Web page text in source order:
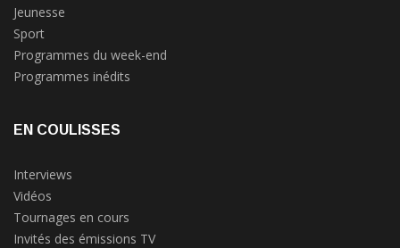
Jeunesse
Sport
Programmes du week-end
Programmes inédits
EN COULISSES
Interviews
Vidéos
Tournages en cours
Invités des émissions TV